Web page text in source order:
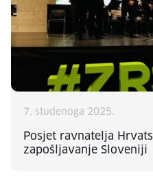
7. studenoga 2025.
Posjet ravnatelja
zapošljavanje Sloveniji